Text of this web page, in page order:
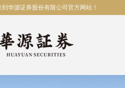
华源证券股份有限公司官方网站！